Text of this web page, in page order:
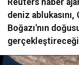
Reuters haber
deniz
Boğazı'nın